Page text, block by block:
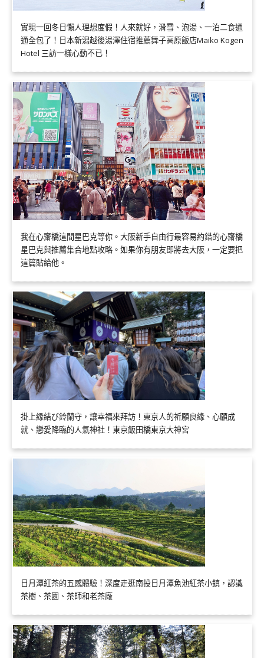
實現一回冬日懶人理想度假！人來就好，滑雪、泡湯、一泊二食通
通全包了！日本新潟越後湯澤住宿推薦舞子高原飯店Maiko Kogen
Hotel 三訪一樣心動不已！
我在心齋橋這間星巴克等你。大阪新手自由行最容易約錯的心齋橋
星巴克與推薦集合地點攻略。如果你有朋友即將去大阪，一定要把
這篇貼給他。
掛上縁結び鈴蘭守，讓幸福來拜訪！東京人的祈願良緣、心願成
就、戀愛降臨的人氣神社！東京飯田橋東京大神宮
日月潭紅茶的五感體驗！深度走逛南投日月潭魚池紅茶小鎮，認識
茶樹、茶園、茶師和老茶廠